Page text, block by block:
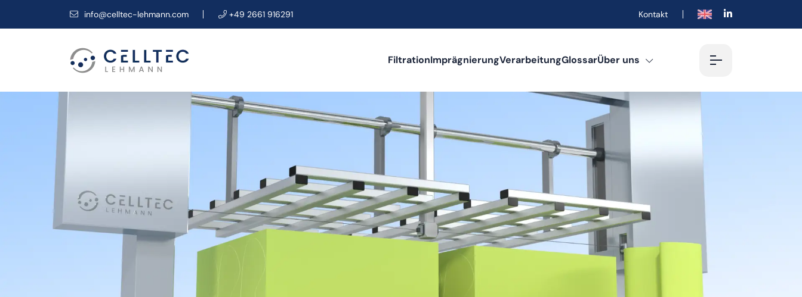
info@celltec-lehmann.com +49 2661 916291 Kontakt
English
FiltrationImprägnierungVerarbeitungGlossarÜber uns